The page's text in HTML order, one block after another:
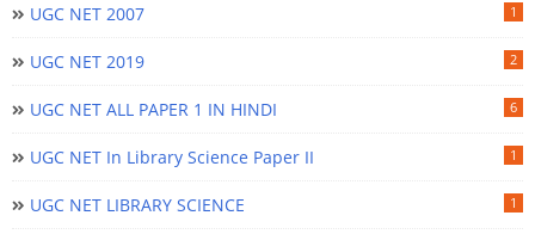
UGC NET 2007 1
UGC NET 2019 2
UGC NET ALL PAPER 1 IN HINDI 6
UGC NET In Library Science Paper II 1
UGC NET LIBRARY SCIENCE 1